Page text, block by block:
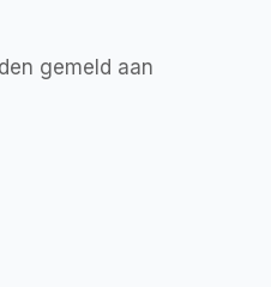
gemeld aan